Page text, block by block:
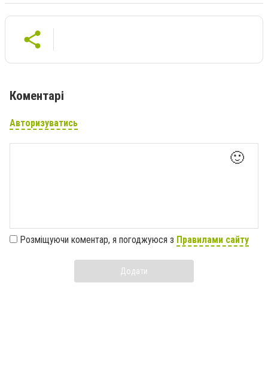
Коментарі
Авторизуватись
🙂
Розміщуючи коментар, я погоджуюся з Правилами сайту
Додати